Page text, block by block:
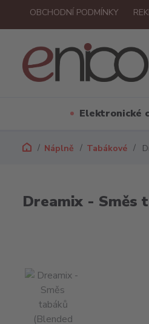
OBCHODNÍ PODMÍNKY
Elektronické
Náplně Tabákové
Dreamix - Směs